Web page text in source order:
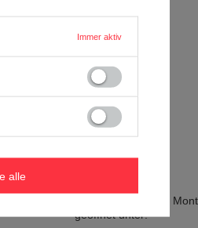
Uber Uns
Die Helpline ist von
geöffnet unter:
Immer aktiv
alle